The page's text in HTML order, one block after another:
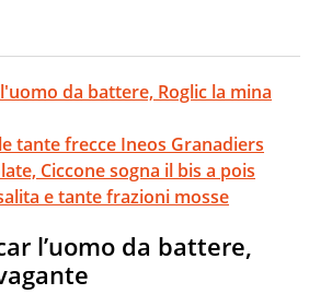
da battere, Roglic la mina
tante frecce Ineos Granadiers
Ciccone sogna il bis a pois
e tante frazioni mosse
l’uomo da battere,